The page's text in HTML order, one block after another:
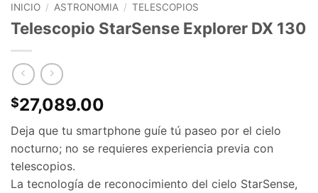
INICIO / ASTRONOMIA / TELESCOPIOS
Telescopio StarSense Explorer DX 130
$27,089.00
Deja que tu smartphone guíe tú paseo por el cielo
nocturno; no se requieres experiencia previa con
telescopios.
La tecnología de reconocimiento del cielo StarSense,